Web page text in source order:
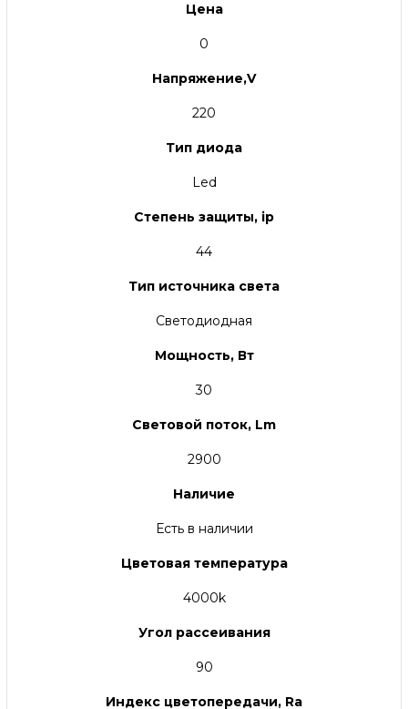
Цена
0
Напряжение,V
220
Тип диода
Led
Степень защиты, ip
44
Тип источника света
Светодиодная
Мощность, Вт
30
Световой поток, Lm
2900
Наличие
Есть в наличии
Цветовая температура
4000k
Угол рассеивания
90
Индекс цветопередачи, Ra